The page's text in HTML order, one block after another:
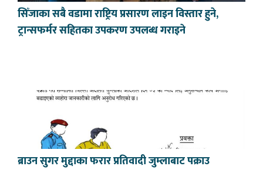
सिँजाका सबै वडामा राष्ट्रिय प्रसारण लाइन विस्तार हुने,
ट्रान्सफर्मर सहितका उपकरण उपलब्ध गराइने
ब्राउन सुगर मुद्दाका फरार प्रतिवादी जुम्लाबाट पक्राउ